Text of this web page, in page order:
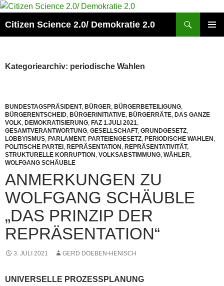
Zum
springen
Citizen Science 2.0/ Demokratie 2.0
Kategoriearchiv: periodische Wahlen
BUNDESTAGSPRÄSIDENT, BÜRGER, BÜRGERBETEILIGUNG,
BÜRGERENTSCHEID, BÜRGERINITIATIVE, BÜRGERRÄTE, DAS GANZE
VOLK, DEMOKRATISIERUNG, FAZ 1.JULI 2021,
GESAMTVERANTWORTUNG, GESELLSCHAFT, GRUNDGESETZ,
LOBBYISMUS, PARLAMENT, PARTEIENGESETZ, PERIODISCHE WAHLEN,
POLITISCHE PARTEI, REPRÄSENTATION, REPRÄSENTATIVITÄT,
STRUKTURELLE KORRUPTION, VOLKSABSTIMMUNG, WÄHLER,
WOLFGANG SCHÄUBLE
ANMERKUNGEN ZU
WOLFGANG SCHÄUBLE
„DAS PRINZIP DER
REPRÄSENTATION“
3. JULI 2021 GERD DOEBEN-HENISCH
UNIVERSELLE PROZESSPLANUNG